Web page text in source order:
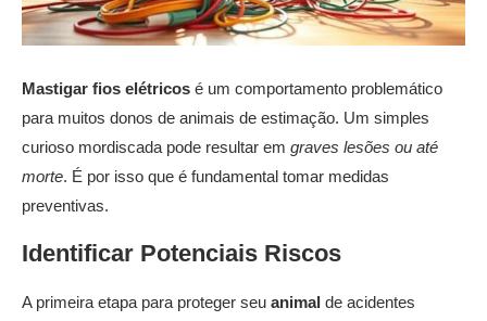
Mastigar fios elétricos é um comportamento problemático
para muitos donos de animais de estimação. Um simples
curioso mordiscada pode resultar em graves lesões ou até
morte. É por isso que é fundamental tomar medidas
preventivas.
Identificar Potenciais Riscos
A primeira etapa para proteger seu animal de acidentes